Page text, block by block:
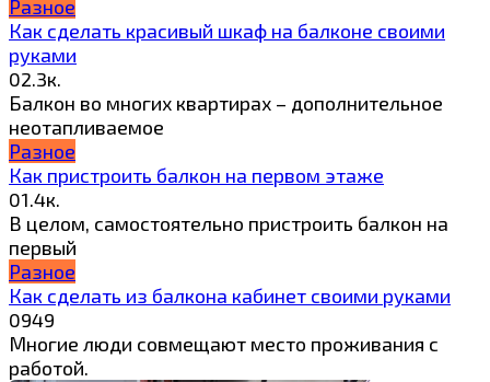
Разное
Как сделать красивый шкаф на балконе своими
руками
02.3к.
Балкон во многих квартирах – дополнительное
неотапливаемое
Разное
Как пристроить балкон на первом этаже
01.4к.
В целом, самостоятельно пристроить балкон на
первый
Разное
Как сделать из балкона кабинет своими руками
0949
Многие люди совмещают место проживания с
работой.